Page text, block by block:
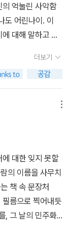
서도 단행했다역
하진 않는다 5
눈물을 흘려야 하
억눌린 사악함
도 어린나이. 이
대해 말하고 있
, 이런 일을 당해
책은 광주의 5월
담은 책 중에서
있다. 하지만
해 이 책은 단숨에
장을 넘기는 것
면 강력하게 추
의 잘못을 바로잡
이 책처럼 아픈역
이 글을 쓰시기
아리지 못할 것
닌가 싶다. 함께
더보기
대한 잊지 못할
의 이름을 사무치
책 속 문장처
름으로 찍어내듯
, 그 날의 민주화